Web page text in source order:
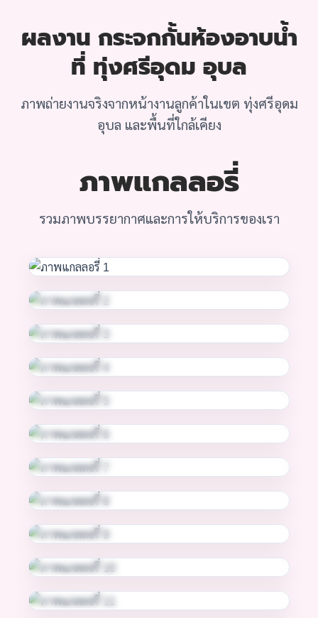
ผลงาน กระจกกั้นห้องอาบน้ำ
ที่ ทุ่งศรีอุดม อุบล
ภาพถ่ายงานจริงจากหน้างานลูกค้าในเขต ทุ่งศรีอุดม
อุบล และพื้นที่ใกล้เคียง
ภาพแกลลอรี่
รวมภาพบรรยากาศและการให้บริการของเรา